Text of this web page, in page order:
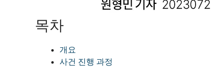
목차
개요
사건 진행 과정